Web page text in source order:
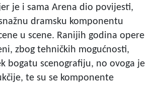
je i sama Arena dio povijesti,
dramsku komponentu
u scene. Ranijih godina opere
zbog tehničkih mogućnosti,
bogatu scenografiju, no ovoga je
te su se komponente